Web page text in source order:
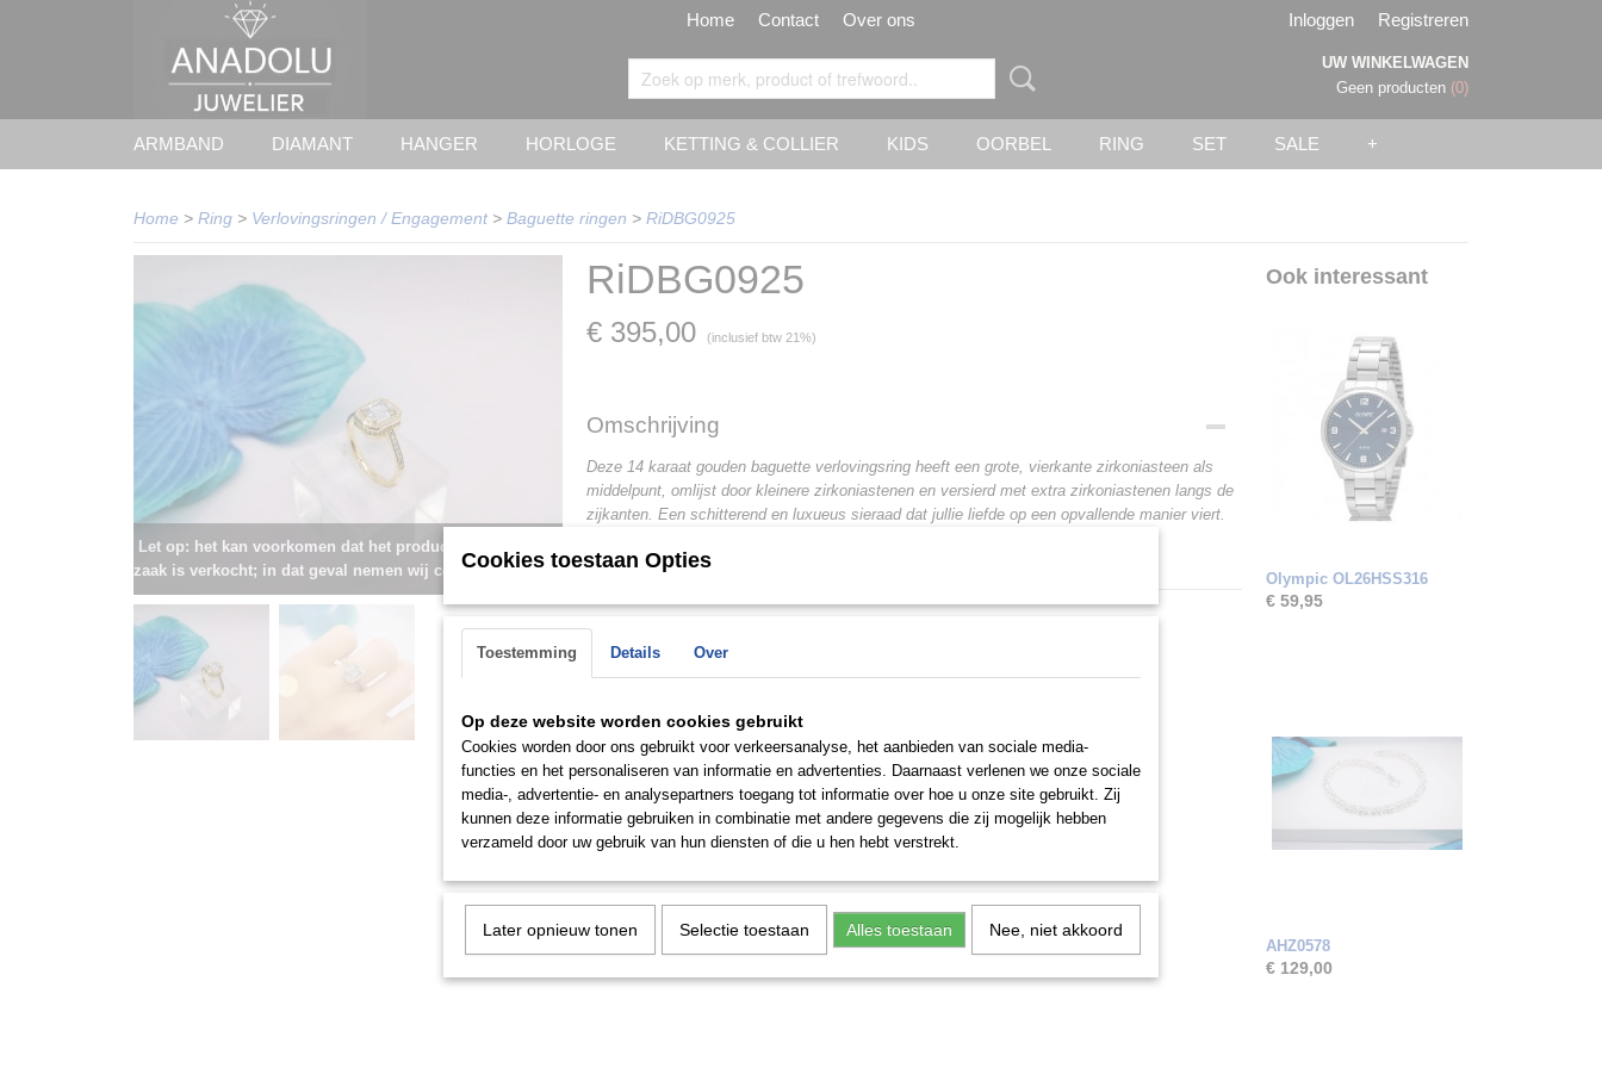
Home Contact Over ons Inloggen Registreren
UW WINKELWAGEN
Geen producten (0)
ARMBAND DIAMANT HANGER HORLOGE KETTING & COLLIER KIDS OORBEL RING SET SALE +
Home > Ring > Verlovingsringen / Engagement > Baguette ringen > RiDBG0925
Let op: het kan voorkomen dat het product onlangs in de
zaak is verkocht; in dat geval nemen wij contact met u op.
RiDBG0925
€ 395,00 (inclusief btw 21%)
Omschrijving
Deze 14 karaat gouden baguette verlovingsring heeft een grote, vierkante zirkoniasteen als
middelpunt, omlijst door kleinere zirkoniastenen en versierd met extra zirkoniastenen langs de
zijkanten. Een schitterend en luxueus sieraad dat jullie liefde op een opvallende manier viert.
Ringmaat: 18 mm
Ook interessant
Olympic OL26HSS316
€ 59,95
AHZ0578
€ 129,00
Cookies toestaan Opties
Toestemming Details Over
Op deze website worden cookies gebruikt
Cookies worden door ons gebruikt voor verkeersanalyse, het aanbieden van sociale media-
functies en het personaliseren van informatie en advertenties. Daarnaast verlenen we onze sociale
media-, advertentie- en analysepartners toegang tot informatie over hoe u onze site gebruikt. Zij
kunnen deze informatie gebruiken in combinatie met andere gegevens die zij mogelijk hebben
verzameld door uw gebruik van hun diensten of die u hen hebt verstrekt.
Later opnieuw tonen Selectie toestaan Alles toestaan Nee, niet akkoord